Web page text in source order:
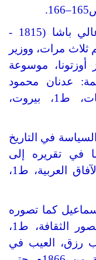
[8] عالي باشا: هو محمد أمين عالي باشا (1815 -
ثلاث مرات، ووزير
موسوعة
عدنان محمود
سلمان، الدار العربية للموسوعات، ط1، بيروت،
في التاريخ
في تقريره إلى
السلطان عبد الحميد الثاني، دار الآفاق العربية، ط1،
كما تصوره
الوثائق الرسمية، الهيئة العامة لقصور الثقافة، ط1،
يونان لبيب رزق، العيب في